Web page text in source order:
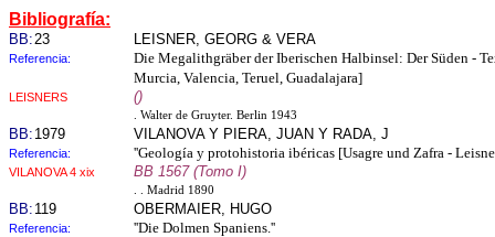
Bibliografía:
BB:23 LEISNER, GEORG & VERA
Referencia:
Die Megalithgräber der Iberischen Halbinsel: Der Süden -
Murcia, Valencia, Teruel, Guadalajara]
LEISNERS ()
. Walter de Gruyter. Berlin 1943
BB: 1979 VILANOVA Y PIERA, JUAN Y RADA, J
Referencia: ''Geología y protohistoria ibéricas [Usagre und Zafra -
VILANOVA 4 xix BB 1567 (Tomo I)
. . Madrid 1890
BB: 119 OBERMAIER, HUGO
Referencia: ''Die Dolmen Spaniens.''